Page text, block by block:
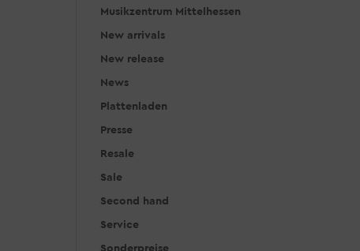
Musikzentrum Mittelhessen
New arrivals
New release
News
Plattenladen
Presse
Resale
Sale
Second hand
Service
Sonderpreise